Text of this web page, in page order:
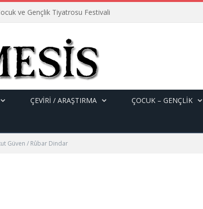
ve Gençlik Tiyatrosu Festivali
ÇEVİRİ / ARAŞTIRMA ÇOCUK – GENÇLIK
Güven / Rûbar Dindar